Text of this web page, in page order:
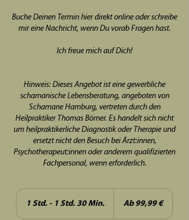
Buche Deinen Termin hier direkt online oder schreibe
mir eine Nachricht, wenn Du vorab Fragen hast.
Ich freue mich auf Dich!
Hinweis: Dieses Angebot ist eine gewerbliche
schamanische Lebensberatung, angeboten von
Schamane Hamburg, vertreten durch den
Heilpraktiker Thomas Börner. Es handelt sich nicht
um heilpraktikerliche Diagnostik oder Therapie und
ersetzt nicht den Besuch bei Ärzt:innen,
Psychotherapeut:innen oder anderem qualifizierten
Fachpersonal, wenn erforderlich.
1 Std. - 1 Std. 30 Min.
EuroAb 99,99 €